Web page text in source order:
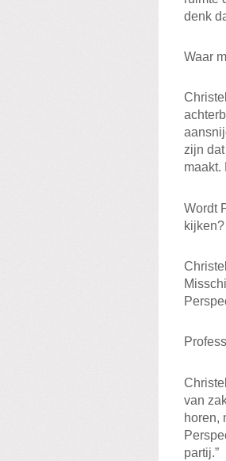
denk
Waar
zijn
maakt.
Wordt
kijken?
van
horen,
partij.”